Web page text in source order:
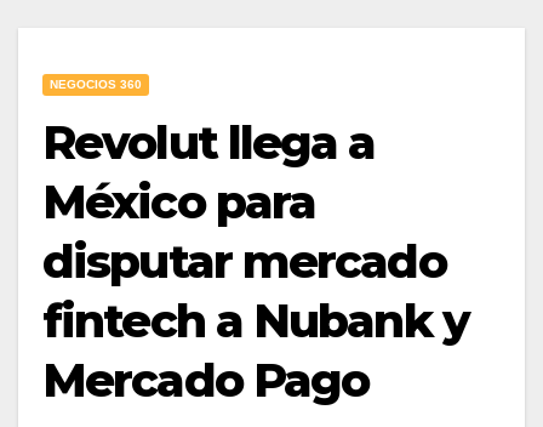
NEGOCIOS 360
Revolut llega a
México para
disputar mercado
fintech a Nubank y
Mercado Pago